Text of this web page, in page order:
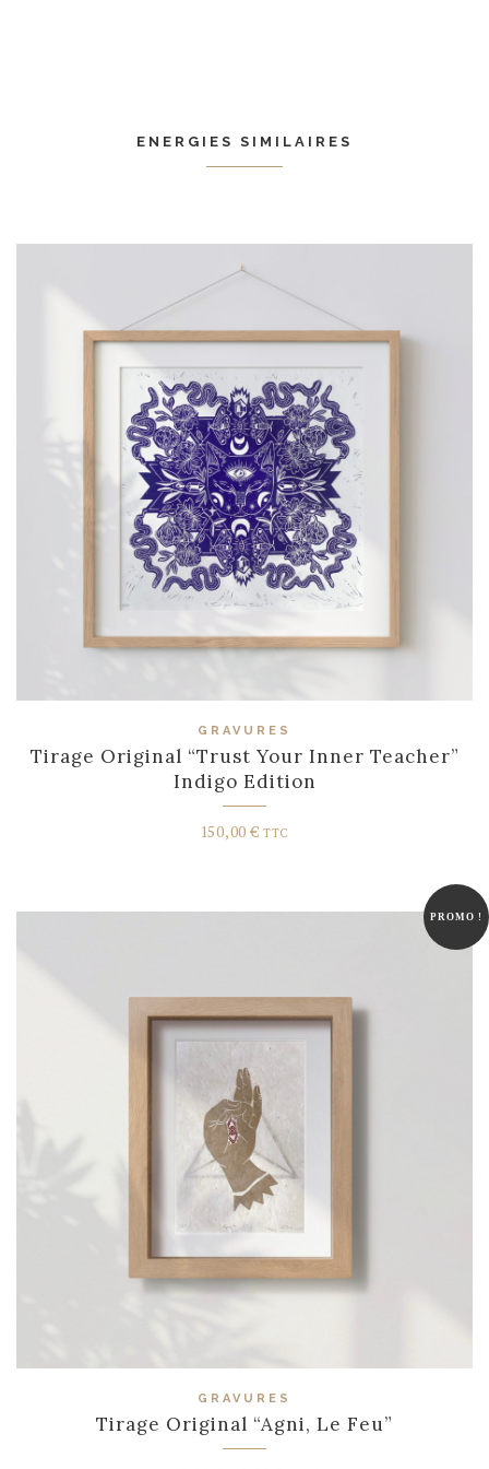
ENERGIES SIMILAIRES
GRAVURES
Tirage Original “Trust Your Inner Teacher”
Indigo Edition
150,00€ TTC
PROMO !
GRAVURES
Tirage Original “Agni, Le Feu”